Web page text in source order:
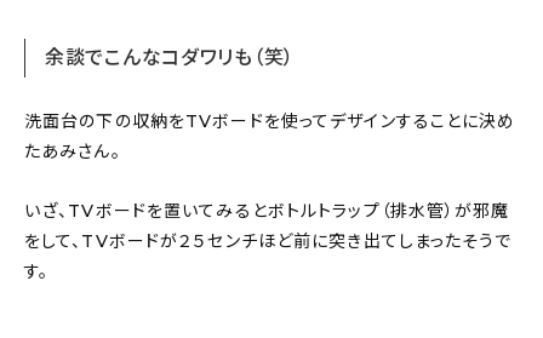
余談でこんなコダワリも（笑）
洗面台の下の収納をTVボードを使ってデザインすることに決め
たあみさん。
いざ、TVボードを置いてみるとボトルトラップ（排水管）が邪魔
をして、TVボードが２５センチほど前に突き出てしまったそうで
す。